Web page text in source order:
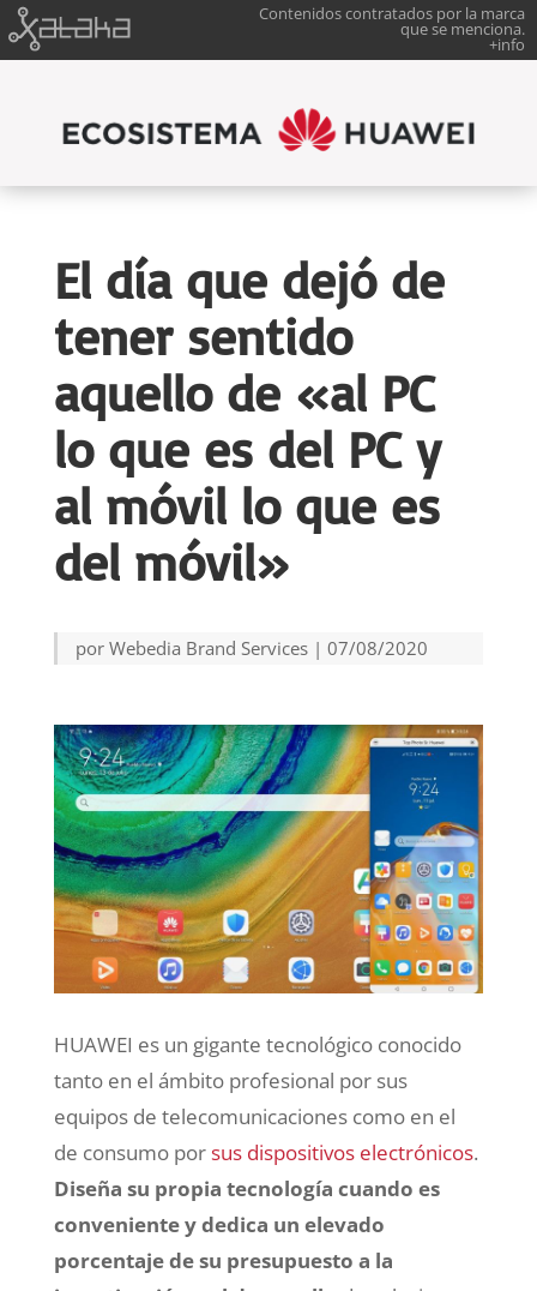
Contenidos contratados por la marca
que se menciona.
+info
El día que dejó de
tener sentido
aquello de «al PC
lo que es del PC y
al móvil lo que es
del móvil»
por Webedia Brand Services| 07/08/2020
HUAWEI es un gigante tecnológico conocido
tanto en el ámbito profesional por sus
equipos de telecomunicaciones como en el
de consumo porsus dispositivos electrónicos.
Diseña su propia tecnología cuando es
conveniente y dedica un elevado
porcentaje de su presupuesto a la